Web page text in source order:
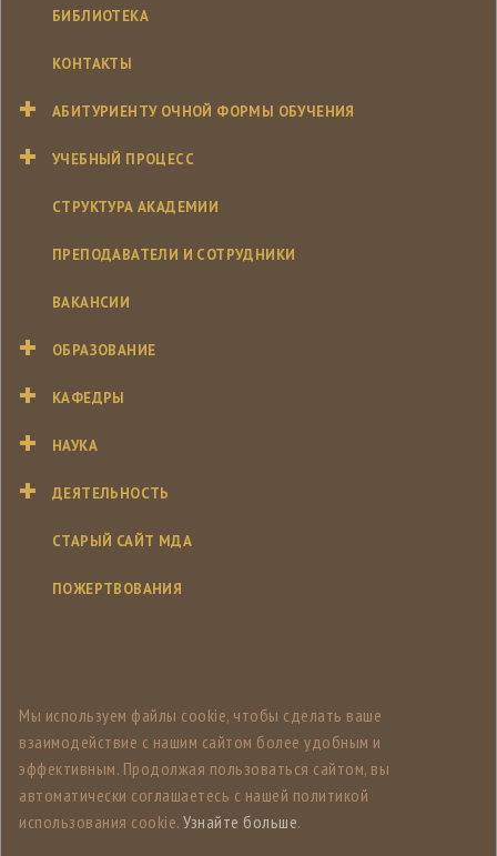
БИБЛИОТЕКА
КОНТАКТЫ
АБИТУРИЕНТУ ОЧНОЙ ФОРМЫ ОБУЧЕНИЯ
УЧЕБНЫЙ ПРОЦЕСС
СТРУКТУРА АКАДЕМИИ
ПРЕПОДАВАТЕЛИ И СОТРУДНИКИ
ВАКАНСИИ
ОБРАЗОВАНИЕ
КАФЕДРЫ
НАУКА
ДЕЯТЕЛЬНОСТЬ
СТАРЫЙ САЙТ МДА
ПОЖЕРТВОВАНИЯ
Мы используем файлы cookie, чтобы сделать ваше
взаимодействие с нашим сайтом более удобным и
эффективным. Продолжая пользоваться сайтом, вы
автоматически соглашаетесь с нашей политикой
использования cookie. Узнайте больше.